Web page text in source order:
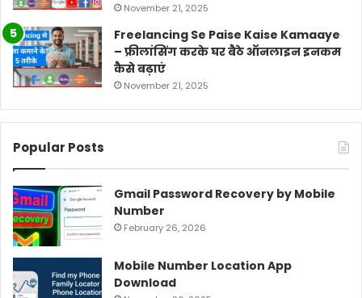
November 21, 2025
Freelancing Se Paise Kaise Kamaaye
– फ्रीलांसिंग करके घर बैठे ऑनलाइन इनकम
कैसे बढ़ाएं
November 21, 2025
Popular Posts
Gmail Password Recovery by Mobile
Number
February 26, 2026
Mobile Number Location App
Download